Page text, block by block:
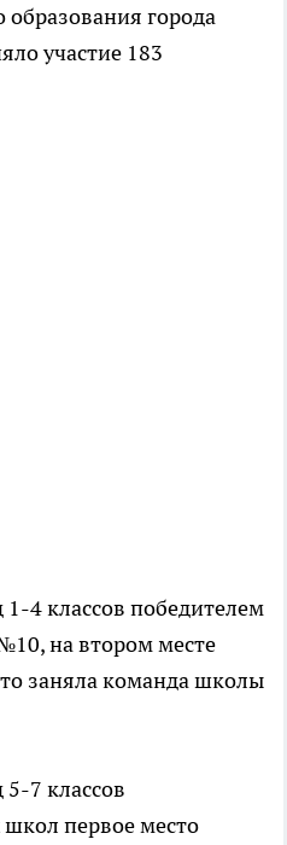
города
участие 183
4 классов победителем
на втором месте
заняла команда школы
7 классов
первое место